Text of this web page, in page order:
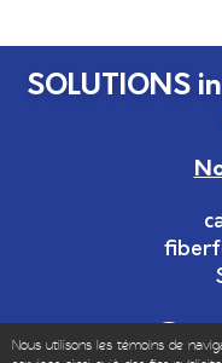
SOLUTIONS
Nous utilisons les témoins de